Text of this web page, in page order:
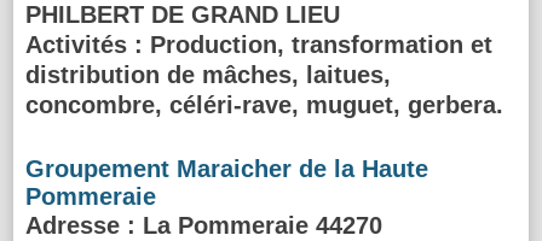
PHILBERT DE GRAND LIEU
Activités : Production, transformation et
distribution de mâches, laitues,
concombre, céléri-rave, muguet, gerbera.
Groupement Maraicher de la Haute
Pommeraie
Adresse : La Pommeraie 44270